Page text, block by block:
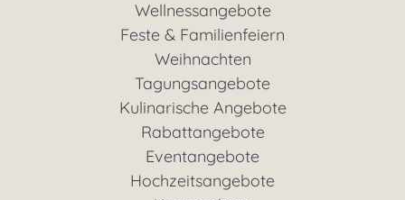
Wellnessangebote
Feste & Familienfeiern
Weihnachten
Tagungsangebote
Kulinarische Angebote
Rabattangebote
Eventangebote
Hochzeitsangebote